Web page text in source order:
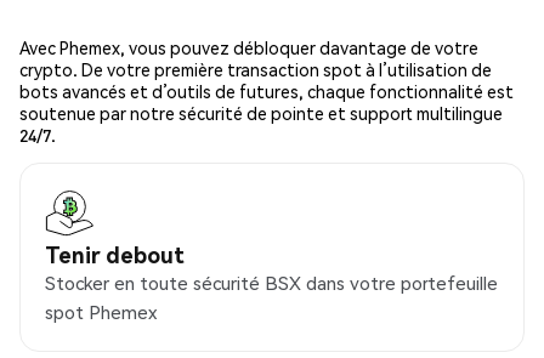
Avec Phemex, vous pouvez débloquer davantage de votre
crypto. De votre première transaction spot à l’utilisation de
bots avancés et d’outils de futures, chaque fonctionnalité est
soutenue par notre sécurité de pointe et support multilingue
24/7.
Tenir debout
Stocker en toute sécurité BSX dans votre portefeuille
spot Phemex